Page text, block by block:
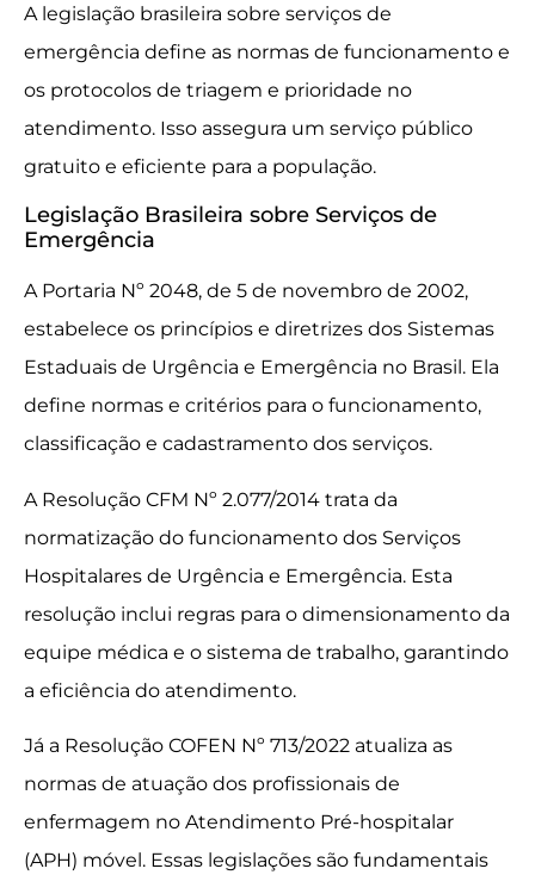
A legislação brasileira sobre serviços de
emergência define as normas de funcionamento e
os protocolos de triagem e prioridade no
atendimento. Isso assegura um serviço público
gratuito e eficiente para a população.
Legislação Brasileira sobre Serviços de
Emergência
A Portaria Nº 2048, de 5 de novembro de 2002,
estabelece os princípios e diretrizes dos Sistemas
Estaduais de Urgência e Emergência no Brasil. Ela
define normas e critérios para o funcionamento,
classificação e cadastramento dos serviços.
A Resolução CFM Nº 2.077/2014 trata da
normatização do funcionamento dos Serviços
Hospitalares de Urgência e Emergência. Esta
resolução inclui regras para o dimensionamento da
equipe médica e o sistema de trabalho, garantindo
a eficiência do atendimento.
Já a Resolução COFEN Nº 713/2022 atualiza as
normas de atuação dos profissionais de
enfermagem no Atendimento Pré-hospitalar
(APH) móvel. Essas legislações são fundamentais